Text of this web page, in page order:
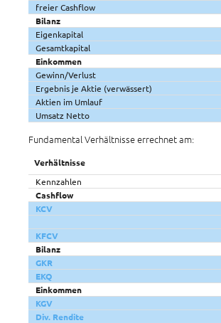
freier Cashflow
Bilanz
Eigenkapital
Gesamtkapital
Einkommen
Gewinn/Verlust
Ergebnis je Aktie (verwässert)
Aktien im Umlauf
Umsatz Netto
Fundamental Verhältnisse errechnet am:
Verhältnisse
Kennzahlen
Cashflow
KCV
KFCV
Bilanz
GKR
EKQ
Einkommen
KGV
Div. Rendite